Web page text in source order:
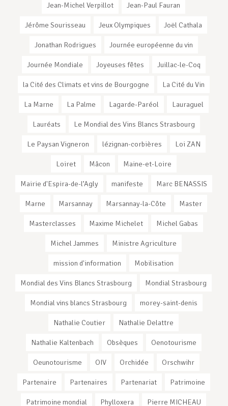
Jean-Michel Verpillot Jean-Paul Fauran
Jérôme Sourisseau Jeux Olympiques Joël Cathala
Jonathan Rodrigues Journée européenne du vin
Journée Mondiale Joyeuses fêtes Juillac-le-Coq
la Cité des Climats et vins de Bourgogne La Cité du Vin
La Marne La Palme Lagarde-Paréol Lauraguel
Lauréats Le Mondial des Vins Blancs Strasbourg
Le Paysan Vigneron lézignan-corbières Loi ZAN
Loiret Mâcon Maine-et-Loire
Mairie d'Espira-de-l’Agly manifeste Marc BENASSIS
Marne Marsannay Marsannay-la-Côte Master
Masterclasses Maxime Michelet Michel Gabas
Michel Jammes Ministre Agriculture
mission d'information Mobilisation
Mondial des Vins Blancs Strasbourg Mondial Strasbourg
Mondial vins blancs Strasbourg morey-saint-denis
Nathalie Coutier Nathalie Delattre
Nathalie Kaltenbach Obsèques Oenotourisme
Oeunotourisme OIV Orchidée Orschwihr
Partenaire Partenaires Partenariat Patrimoine
Patrimoine mondial Phylloxera Pierre MICHEAU